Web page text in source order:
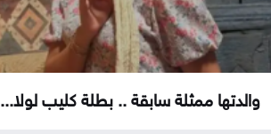
والدتها ممثلة سابقة .. بطلة كليب لولا...